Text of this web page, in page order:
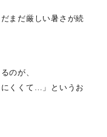
まだ厳しい暑さが続
のが、
にくくて…」というお